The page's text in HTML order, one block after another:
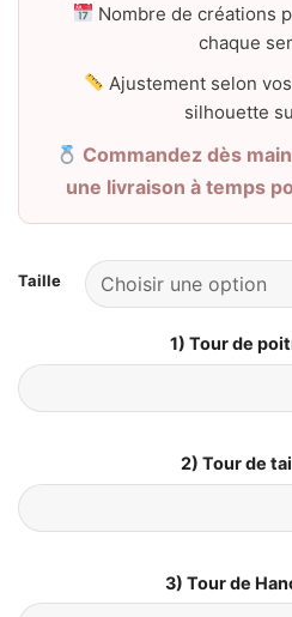
Nombre de créations
chaque
Ajustement selon
silhouette
Commandez dès
une livraison à temps
Taille
1) Tour de
2) Tour de
3) Tour de